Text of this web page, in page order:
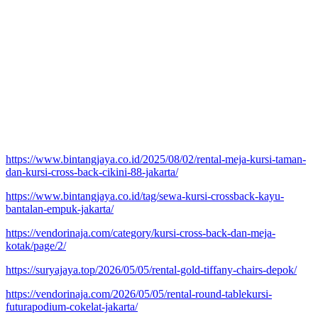
https://www.bintangjaya.co.id/2025/08/02/rental-meja-kursi-taman-
dan-kursi-cross-back-cikini-88-jakarta/
https://www.bintangjaya.co.id/tag/sewa-kursi-crossback-kayu-
bantalan-empuk-jakarta/
https://vendorinaja.com/category/kursi-cross-back-dan-meja-
kotak/page/2/
https://suryajaya.top/2026/05/05/rental-gold-tiffany-chairs-depok/
https://vendorinaja.com/2026/05/05/rental-round-tablekursi-
futurapodium-cokelat-jakarta/